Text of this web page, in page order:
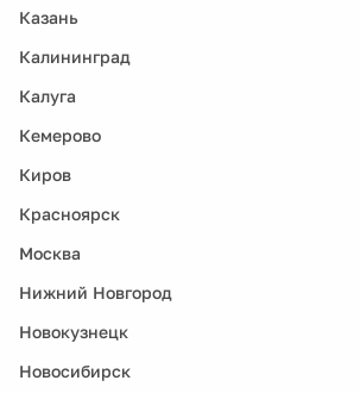
Казань
Калининград
Калуга
Кемерово
Киров
Красноярск
Москва
Нижний Новгород
Новокузнецк
Новосибирск